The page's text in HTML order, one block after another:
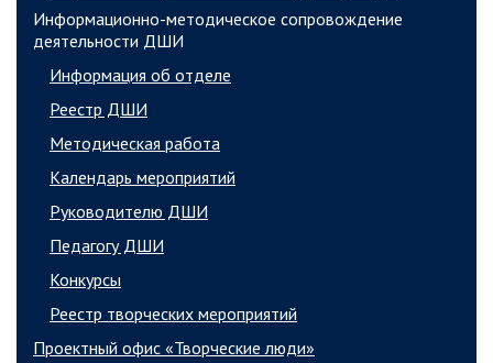
Информационно-методическое сопровождение
деятельности ДШИ
Информация об отделе
Реестр ДШИ
Методическая работа
Календарь мероприятий
Руководителю ДШИ
Педагогу ДШИ
Конкурсы
Реестр творческих мероприятий
Проектный офис «Творческие люди»